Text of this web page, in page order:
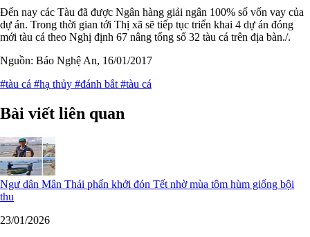
Đến nay các Tàu đã được Ngân hàng giải ngân 100% số vốn vay của
dự án. Trong thời gian tới Thị xã sẽ tiếp tục triển khai 4 dự án đóng
mới tàu cá theo Nghị định 67 nâng tổng số 32 tàu cá trên địa bàn./.
Nguồn: Báo Nghệ An, 16/01/2017
#tàu cá #hạ thủy #đánh bắt #tàu cá
Bài viết liên quan
Ngư dân Mân Thái phấn khởi đón Tết nhờ mùa tôm hùm giống bội
thu
23/01/2026